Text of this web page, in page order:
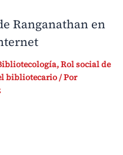
Ranganathan en
,Rol social de
bibliotecario/ Por